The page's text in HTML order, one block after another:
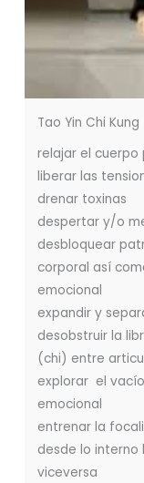
Tao Yin Chi Kung
relajar el cuerpo
liberar las
drenar toxinas
despertar y/o
desbloquear
corporal así
emocional
expandir y
desobstruir la
(chi) entre
explorar el
emocional
entrenar la
desde lo
viceversa